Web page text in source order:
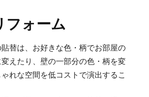
フォーム
替は、お好きな色・柄でお部屋の
えたり、壁の一部分の色・柄を変
れな空間を低コストで演出するこ